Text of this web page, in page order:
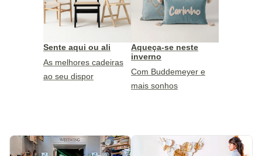
Sente aqui ou ali
As melhores cadeiras
ao seu dispor
Aqueça-se neste
inverno
Com Buddemeyer e
mais sonhos